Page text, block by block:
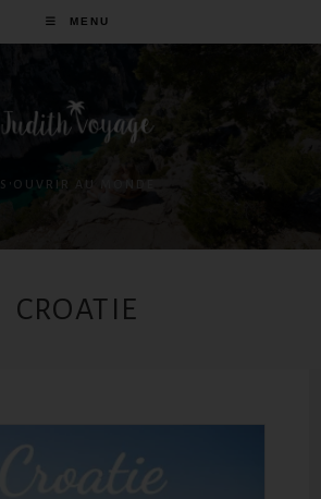
MENU
S'OUVRIR AU MONDE
CROATIE